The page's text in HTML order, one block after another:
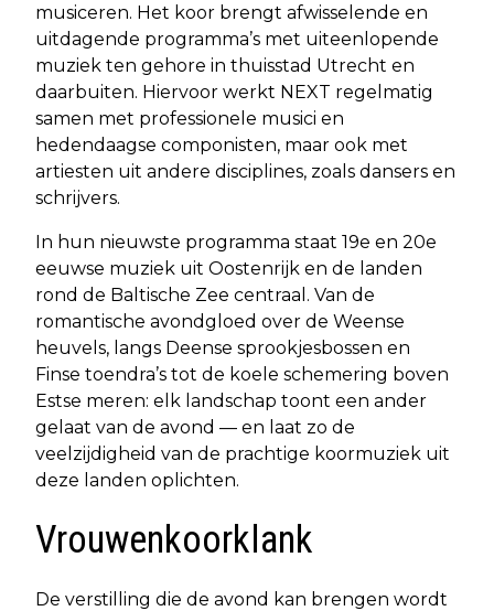
musiceren. Het koor brengt afwisselende en
uitdagende programma’s met uiteenlopende
muziek ten gehore in thuisstad Utrecht en
daarbuiten. Hiervoor werkt NEXT regelmatig
samen met professionele musici en
hedendaagse componisten, maar ook met
artiesten uit andere disciplines, zoals dansers en
schrijvers.
In hun nieuwste programma staat 19e en 20e
eeuwse muziek uit Oostenrijk en de landen
rond de Baltische Zee centraal. Van de
romantische avondgloed over de Weense
heuvels, langs Deense sprookjesbossen en
Finse toendra’s tot de koele schemering boven
Estse meren: elk landschap toont een ander
gelaat van de avond — en laat zo de
veelzijdigheid van de prachtige koormuziek uit
deze landen oplichten.
Vrouwenkoorklank
De verstilling die de avond kan brengen wordt